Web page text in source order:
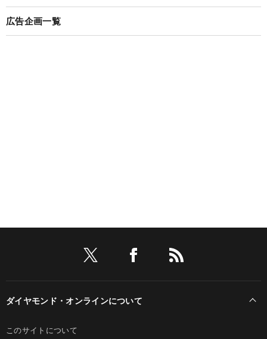
広告企画一覧
ダイヤモンド・オンラインについて
このサイトについて